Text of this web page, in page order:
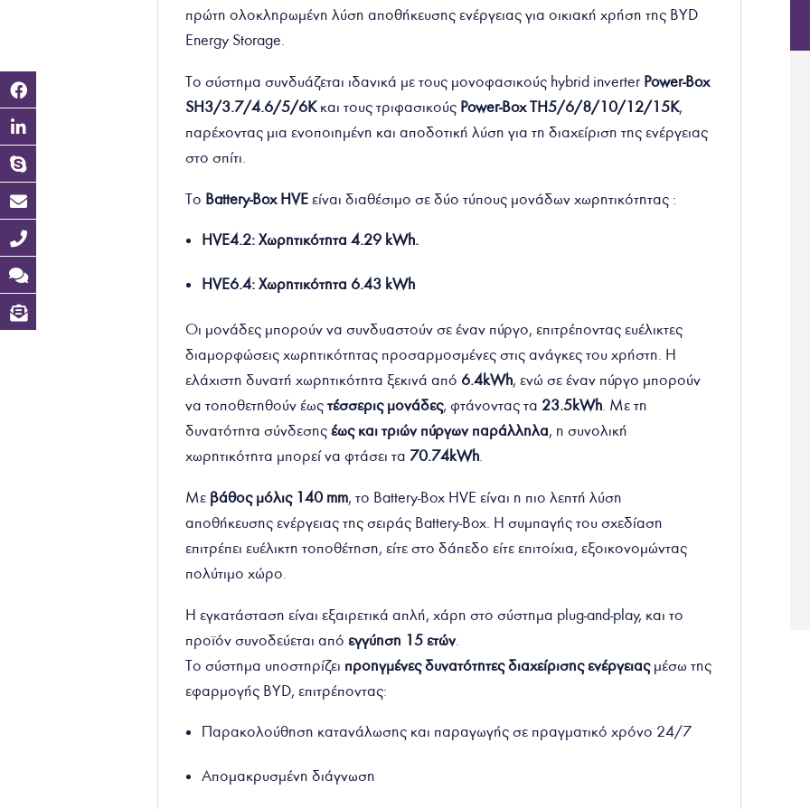
πρώτη ολοκληρωμένη λύση αποθήκευσης ενέργειας για οικιακή χρήση της BYD
Energy Storage.
Το σύστημα συνδυάζεται ιδανικά με τους μονοφασικούς hybrid inverter Power-Box
SH3/3.7/4.6/5/6Kκαι τους τριφασικούς Power-Box TH5/6/8/10/12/15K,
παρέχοντας μια ενοποιημένη και αποδοτική λύση για τη διαχείριση της ενέργειας
στο σπίτι.
Το Battery-Box HVEείναι διαθέσιμο σε δύο τύπους μονάδων χωρητικότητας :
HVE4.2: Χωρητικότητα 4.29 kWh.
HVE6.4: Χωρητικότητα 6.43 kWh
Οι μονάδες μπορούν να συνδυαστούν σε έναν πύργο, επιτρέποντας ευέλικτες
διαμορφώσεις χωρητικότητας προσαρμοσμένες στις ανάγκες του χρήστη. Η
ελάχιστη δυνατή χωρητικότητα ξεκινά από 6.4kWh, ενώ σε έναν πύργο μπορούν
να τοποθετηθούν έωςτέσσερις μονάδες, φτάνοντας τα23.5kWh. Με τη
δυνατότητα σύνδεσηςέως και τριών πύργων παράλληλα, η συνολική
χωρητικότητα μπορεί να φτάσει τα 70.74kWh.
Με βάθος μόλις 140 mm, το Battery-Box HVE είναι η πιο λεπτή λύση
αποθήκευσης ενέργειας της σειράς Battery-Box. Η συμπαγής του σχεδίαση
επιτρέπει ευέλικτη τοποθέτηση, είτε στο δάπεδο είτε επιτοίχια, εξοικονομώντας
πολύτιμο χώρο.
Η εγκατάσταση είναι εξαιρετικά απλή, χάρη στο σύστημα plug-and-play, και το
προϊόν συνοδεύεται απόεγγύηση 15 ετών.
Το σύστημα υποστηρίζει προηγμένες δυνατότητες διαχείρισης ενέργειαςμέσω της
εφαρμογής BYD, επιτρέποντας:
Παρακολούθηση κατανάλωσης και παραγωγής σε πραγματικό χρόνο 24/7
Απομακρυσμένη διάγνωση